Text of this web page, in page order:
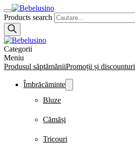
Products search
Categorii
Meniu
Produsul săptămăniiPromoții și discounturi
Îmbrăcăminte
Bluze
Cămăși
Tricouri